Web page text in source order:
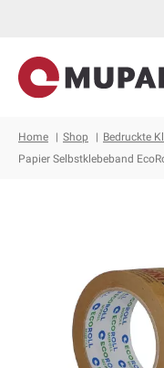
springen
Home Shop
Bedruckte
Papier Selbstklebeband
Werbeaufdruck